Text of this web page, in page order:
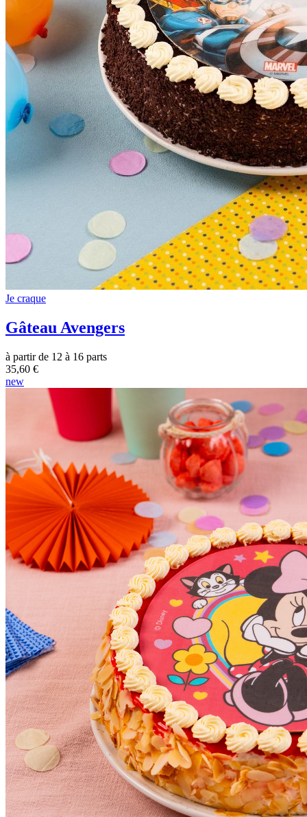
Je craque
Gâteau Avengers
à partir de 12 à 16 parts
35,60 €
new